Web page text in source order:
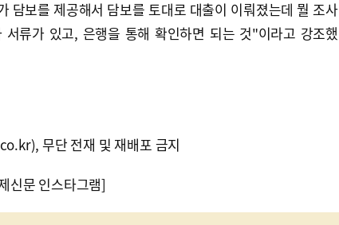
담보를 제공해서 담보를 토대로 대출이 이뤄졌는데 뭘 조사
류가 있고, 은행을 통해 확인하면 되는 것"이라고 강조했
무단 전재 및 재배포 금지
신문 인스타그램]